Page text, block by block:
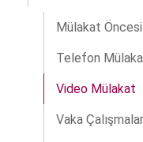
Mülakat
Telefon
Video Mülakat
Vaka